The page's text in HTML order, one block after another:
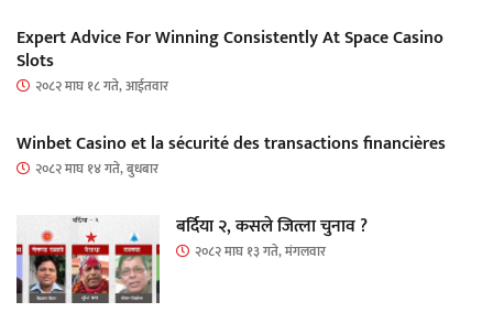
Expert Advice For Winning Consistently At Space Casino
Slots
२०८२ माघ १८ गते, आईतवार
Winbet Casino et la sécurité des transactions financières
२०८२ माघ १४ गते, बुधबार
बर्दिया २, कसले जित्ला चुनाव ?
२०८२ माघ १३ गते, मंगलवार